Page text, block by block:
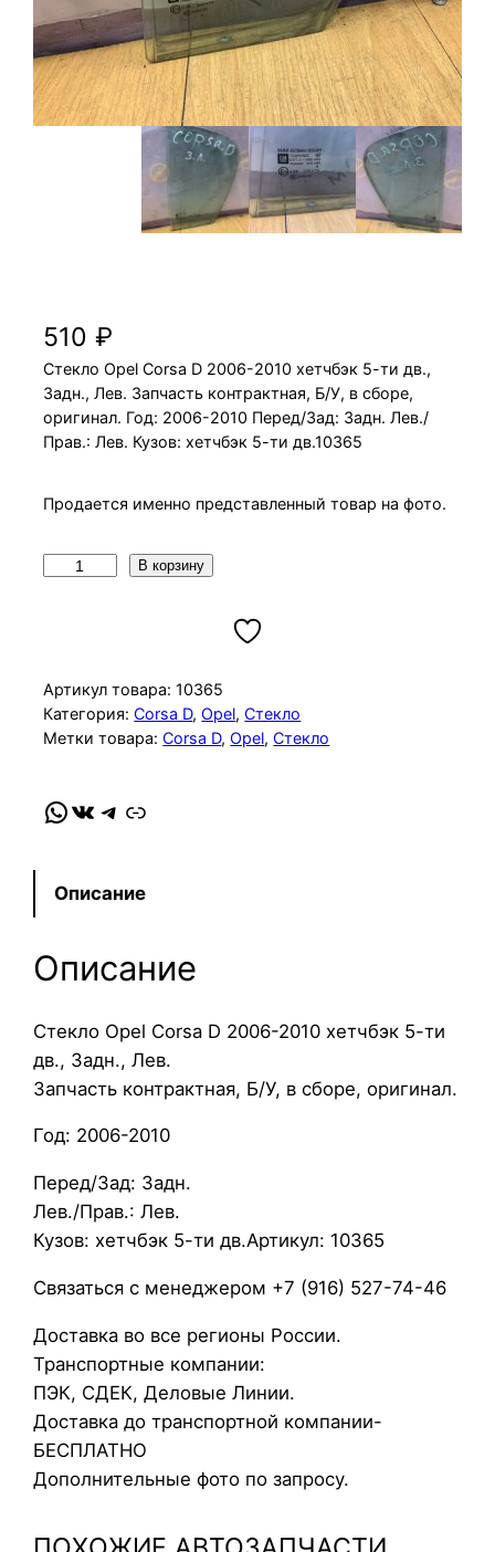
510₽
Стекло Opel Corsa D 2006-2010 хетчбэк 5-ти дв.,
Задн., Лев. Запчасть контрактная, Б/У, в сборе,
оригинал. Год: 2006-2010 Перед/Зад: Задн. Лев./
Прав.: Лев. Кузов: хетчбэк 5-ти дв.10365
Продается именно представленный товар на фото.
ч
е
с
в
о
р
С
т
е
л
о
O
p
e
l
o
r
s
a
D
2
0
В корзину
Артикул товара: 10365
Категория:Corsa D, Opel, Стекло
Метки товара:Corsa D, Opel, Стекло
WhatsApp VK Telegram Link
Описание
Описание
Стекло Opel Corsa D 2006-2010 хетчбэк 5-ти
дв., Задн., Лев.
Запчасть контрактная, Б/У, в сборе, оригинал.
Год: 2006-2010
Перед/Зад: Задн.
Лев./Прав.: Лев.
Кузов: хетчбэк 5-ти дв.Артикул: 10365
Связаться с менеджером +7 (916) 527-74-46
Доставка во все регионы России.
Транспортные компании:
ПЭК, СДЕК, Деловые Линии.
Доставка до транспортной компании-
БЕСПЛАТНО
Дополнительные фото по запросу.